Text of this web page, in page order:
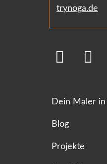
trynoga.de
Dein Maler in
Blog
Projekte